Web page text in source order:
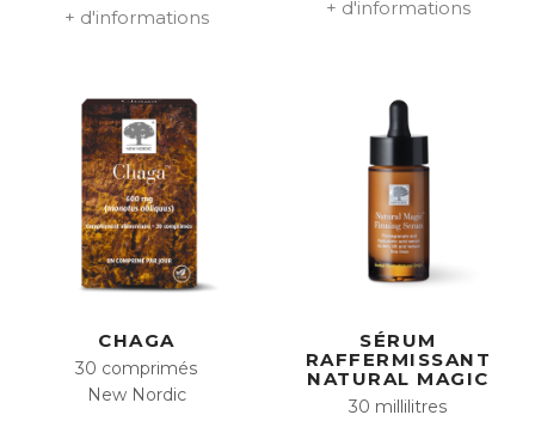
+ d'informations + d'informations
CHAGA
30 comprimés
New Nordic
SÉRUM
RAFFERMISSANT
NATURAL MAGIC
30 millilitres